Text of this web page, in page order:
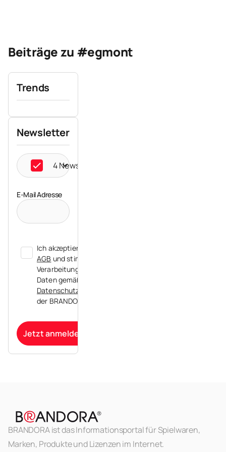
Beiträge zu #egmont
Trends
Newsletter
4 Newsletter ausgewählt
E-Mail Adresse
Ich akzeptiere die
AGB und stimme der
Verarbeitung meiner
Daten gemäß der
Datenschutzerklärung
der BRANDORA zu.
Jetzt anmelden
BRANDORA ist das Informationsportal für Spielwaren,
Marken, Produkte und Lizenzen im Internet.